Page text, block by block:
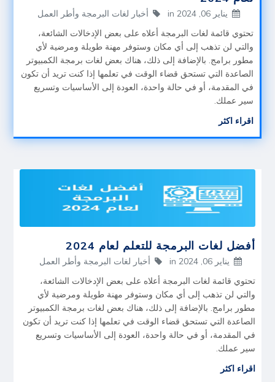
يناير 06, 2024 in
أخبار لغات البرمجة وأطر العمل
تحتوي قائمة لغات البرمجة أعلاه على بعض الإدخالات الشائعة،
والتي لن تذهب إلى أي مكان وستوفر مهنة طويلة ومرضية لأي
مطور برامج. بالإضافة إلى ذلك، هناك بعض لغات برمجة الكمبيوتر
الصاعدة التي تستحق قضاء الوقت في تعلمها إذا كنت تريد أن تكون
في المقدمة، أو في حالة واحدة، العودة إلى الأساسيات وتسريع
سير عملك.
اقراء اكثر
أفضل لغات البرمجة للتعلم لعام 2024
يناير 06, 2024 in
أخبار لغات البرمجة وأطر العمل
تحتوي قائمة لغات البرمجة أعلاه على بعض الإدخالات الشائعة،
والتي لن تذهب إلى أي مكان وستوفر مهنة طويلة ومرضية لأي
مطور برامج. بالإضافة إلى ذلك، هناك بعض لغات برمجة الكمبيوتر
الصاعدة التي تستحق قضاء الوقت في تعلمها إذا كنت تريد أن تكون
في المقدمة، أو في حالة واحدة، العودة إلى الأساسيات وتسريع
سير عملك.
اقراء اكثر